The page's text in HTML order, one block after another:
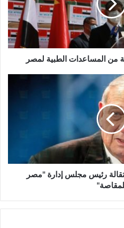
من المساعدات الطبية لمصر
رئيس مجلس إدارة "مصر